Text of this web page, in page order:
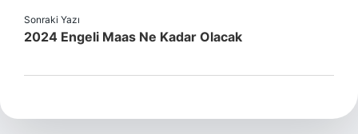
Sonraki Yazı
2024 Engeli Maas Ne Kadar Olacak